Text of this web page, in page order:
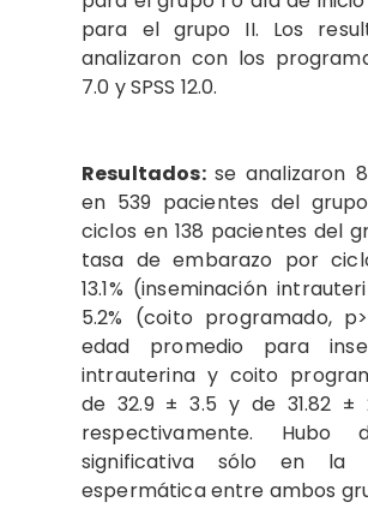
para el grupo II. Los
analizaron con los
7.0 y SPSS 12.0.
Resultados: se analizaron
en 539 pacientes del
ciclos en 138 pacientes del
tasa de embarazo por
13.1% (inseminación
5.2% (coito programado,
edad promedio para
intrauterina y coito
de 32.9 ± 3.5 y de 31.82 ±
respectivamente. Hubo
significativa sólo en la
espermática entre ambos